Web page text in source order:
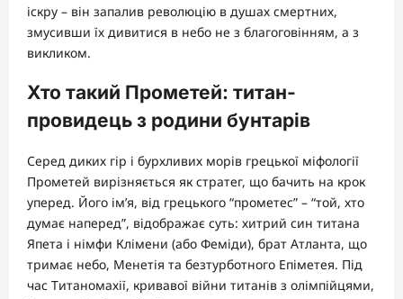
іскру – він запалив революцію в душах смертних,
змусивши їх дивитися в небо не з благоговінням, а з
викликом.
Хто такий Прометей: титан-
провидець з родини бунтарів
Серед диких гір і бурхливих морів грецької міфології
Прометей вирізняється як стратег, що бачить на крок
уперед. Його ім’я, від грецького “прометес” – “той, хто
думає наперед”, відображає суть: хитрий син титана
Япета і німфи Клімени (або Феміди), брат Атланта, що
тримає небо, Менетія та безтурботного Епіметея. Під
час Титаномахії, кривавої війни титанів з олімпійцями,